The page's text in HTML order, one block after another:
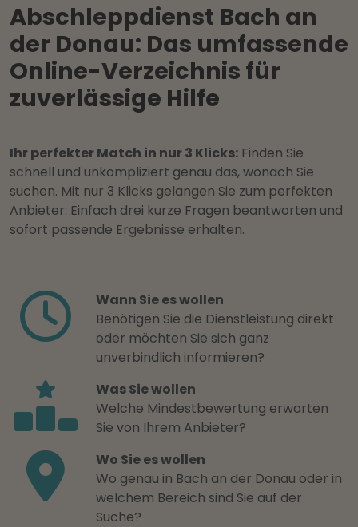
Abschleppdienst Bach an
der Donau: Das umfassende
Online-Verzeichnis für
zuverlässige Hilfe
Ihr perfekter Match in nur 3 Klicks: Finden Sie
schnell und unkompliziert genau das, wonach Sie
suchen. Mit nur 3 Klicks gelangen Sie zum perfekten
Anbieter: Einfach drei kurze Fragen beantworten und
sofort passende Ergebnisse erhalten.
Wann Sie es wollen
Benötigen Sie die Dienstleistung direkt
oder möchten Sie sich ganz
unverbindlich informieren?
Was Sie wollen
Welche Mindestbewertung erwarten
Sie von Ihrem Anbieter?
Wo Sie es wollen
Wo genau in Bach an der Donau oder in
welchem Bereich sind Sie auf der
Suche?